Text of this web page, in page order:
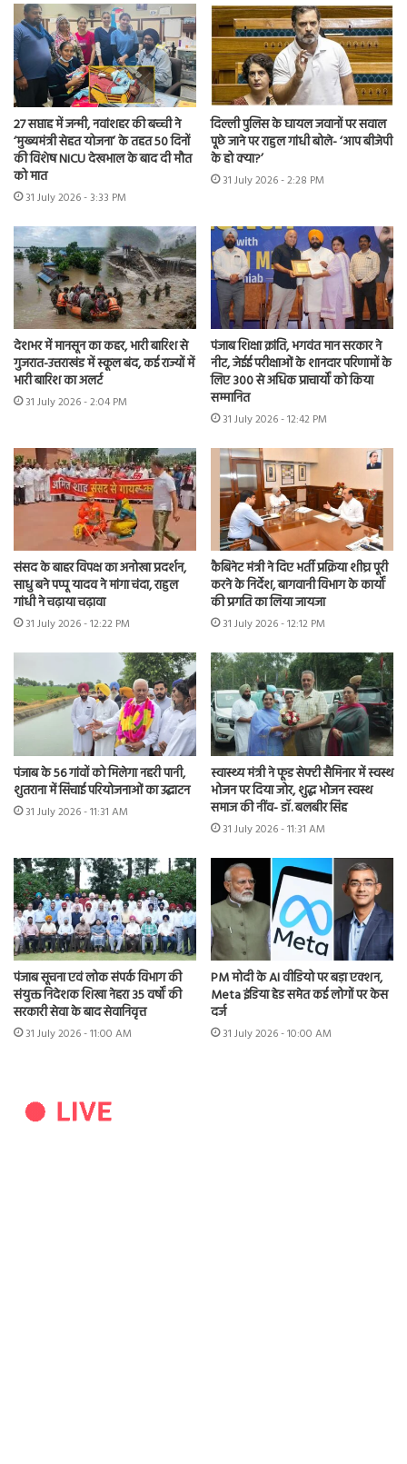
27 सप्ताह में जन्मी, नवांशहर की बच्ची ने
‘मुख्यमंत्री सेहत योजना’ के तहत 50 दिनों
की विशेष NICU देखभाल के बाद दी मौत
को मात
31 July 2026 - 3:33 PM
दिल्ली पुलिस के घायल जवानों पर सवाल
पूछे जाने पर राहुल गांधी बोले- ‘आप बीजेपी
के हो क्या?’
31 July 2026 - 2:28 PM
देशभर में मानसून का कहर, भारी बारिश से
गुजरात-उत्तराखंड में स्कूल बंद, कई राज्यों में
भारी बारिश का अलर्ट
31 July 2026 - 2:04 PM
पंजाब शिक्षा क्रांति, भगवंत मान सरकार ने
नीट, जेईई परीक्षाओं के शानदार परिणामों के
लिए 300 से अधिक प्राचार्यों को किया
सम्मानित
31 July 2026 - 12:42 PM
संसद के बाहर विपक्ष का अनोखा प्रदर्शन,
साधु बने पप्पू यादव ने मांगा चंदा, राहुल
गांधी ने चढ़ाया चढ़ावा
31 July 2026 - 12:22 PM
कैबिनेट मंत्री ने दिए भर्ती प्रक्रिया शीघ्र पूरी
करने के निर्देश, बागवानी विभाग के कार्यों
की प्रगति का लिया जायजा
31 July 2026 - 12:12 PM
पंजाब के 56 गांवों को मिलेगा नहरी पानी,
शुतराना में सिंचाई परियोजनाओं का उद्घाटन
31 July 2026 - 11:31 AM
स्वास्थ्य मंत्री ने फूड सेफ्टी सैमिनार में स्वस्थ
भोजन पर दिया जोर, शुद्ध भोजन स्वस्थ
समाज की नींव- डॉ. बलबीर सिंह
31 July 2026 - 11:31 AM
पंजाब सूचना एवं लोक संपर्क विभाग की
संयुक्त निदेशक शिखा नेहरा 35 वर्षों की
सरकारी सेवा के बाद सेवानिवृत्त
31 July 2026 - 11:00 AM
PM मोदी के AI वीडियो पर बड़ा एक्शन,
Meta इंडिया हेड समेत कई लोगों पर केस
दर्ज
31 July 2026 - 10:00 AM